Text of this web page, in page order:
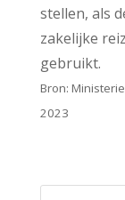
stellen, als
zakelijke
gebruikt.
Bron:
2023